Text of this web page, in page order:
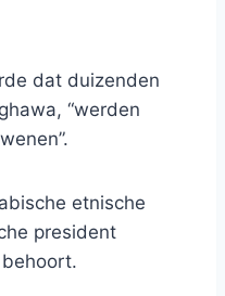
dat duizenden
“werden
etnische
president